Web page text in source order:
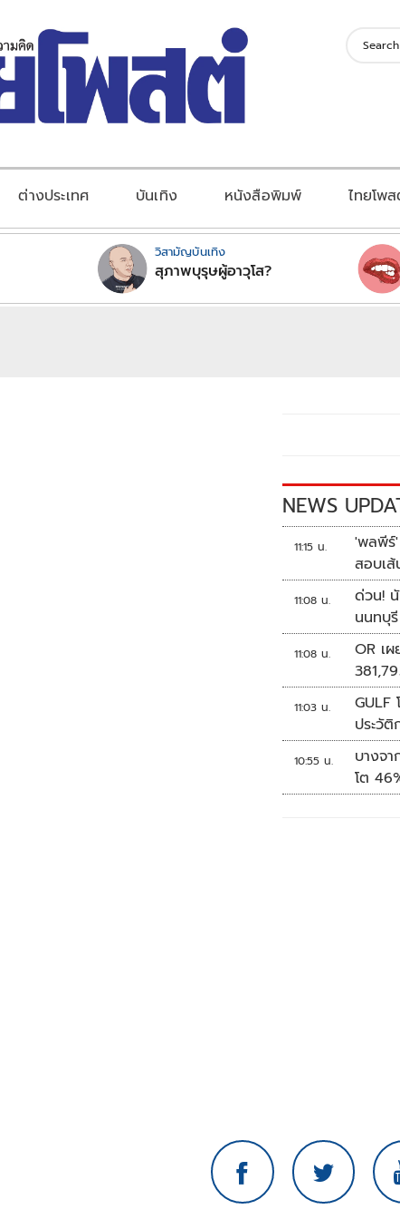
ต่างประเทศ บันเทิง หนังสือพิมพ์ ไทยโพ
วิสามัญบันเทิง
สุภาพบุรุษผู้อาวุโส?
NEWS
11:15 น.
'พลพีร์' ฮึ่ม! จะเอากุ๊ยออกนอกประเทศ
สอบเ
กว่า
11:08 น.
ด่วน!
นนทบุ
11:08 น.
OR เ
11:03 น.
GULF
ประวั
10:55 น.
บางจ
โต